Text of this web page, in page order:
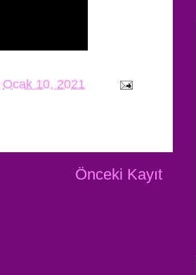
Ocak 10, 2021
Önceki Kayıt